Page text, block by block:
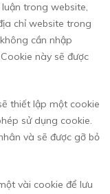
trong website,
chỉ website trong
cần nhập
này sẽ được
thiết lập một cookie
sử dụng cookie.
và sẽ được gỡ bỏ
vài cookie để lưu